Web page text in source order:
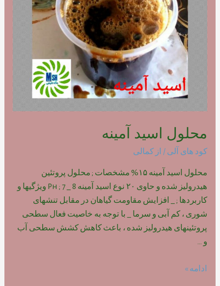
محلول اسید آمینه
کود های آلی / از کمالی
محلول اسید آمینه ۱۵% مشخصات ; محلول پروتئین
هیدرولیز شده و حاوی ۲۰ نوع اسید آمینه Ph ; 7 _ 8 ویژگیها و
کاربردها ; _ افزایش مقاومت گیاهان در مقابل تنشهای
شوری ، کم آبی و سرما _ با توجه به خاصیت فعال سطحی
پروتئینهای هیدرولیز شده ، باعث کاهش کشش سطحی آب
و …
محلول
ادامه »